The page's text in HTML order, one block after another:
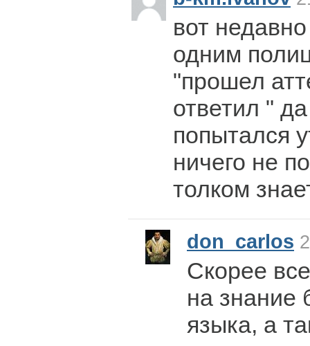
вот
одним
"прошел
ответил "
попытался
ничего не
толком
don_carlos
Скорее
на знание
языка, а